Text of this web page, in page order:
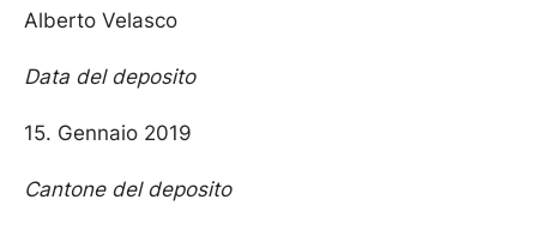
Alberto Velasco
Data del deposito
15. Gennaio 2019
Cantone del deposito